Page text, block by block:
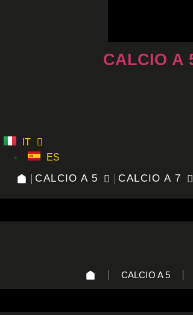
CALCIO A
IT
ES
CALCIO A 5 CALCIO A 7
CALCIO A 5